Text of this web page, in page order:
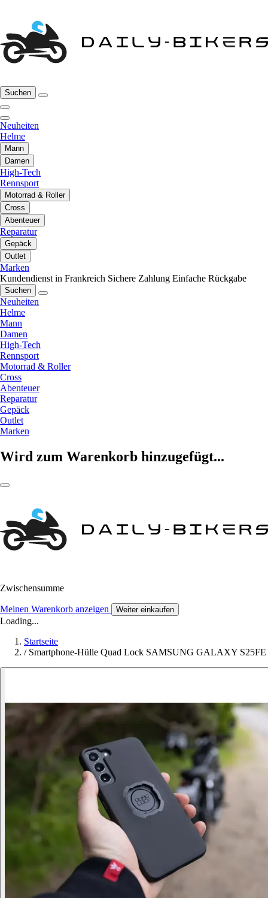
Suchen
Neuheiten
Helme
Mann
Damen
High-Tech
Rennsport
Motorrad & Roller
Cross
Abenteuer
Reparatur
Gepäck
Outlet
Marken
Kundendienst in Frankreich Sichere Zahlung Einfache Rückgabe
Suchen
Neuheiten
Helme
Mann
Damen
High-Tech
Rennsport
Motorrad & Roller
Cross
Abenteuer
Reparatur
Gepäck
Outlet
Marken
Wird zum Warenkorb hinzugefügt...
Zwischensumme
Meinen Warenkorb anzeigen Weiter einkaufen
Loading...
Startseite
/ Smartphone-Hülle Quad Lock SAMSUNG GALAXY S25FE